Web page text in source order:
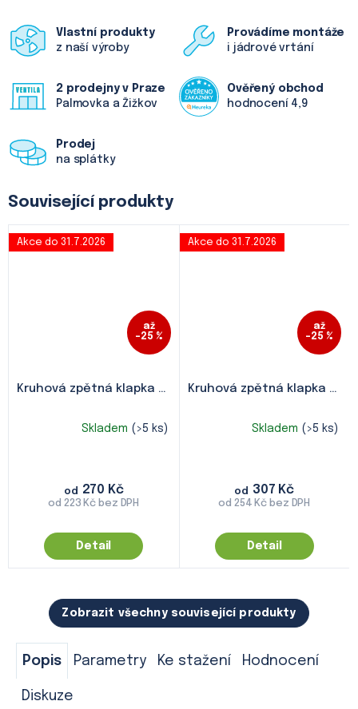
Vlastní produkty
z naší výroby
Provádíme montáže
i jádrové vrtání
2 prodejny v Praze
Palmovka a Žižkov
Ověřený obchod
hodnocení 4,9
Prodej
na splátky
Související produkty
Akce do 31.7.2026
až
–25 %
Kruhová zpětná klapka
KZK / KZK-S
Průměrné
z
hvězdiček.
Skladem (>5 ks)
od 223 Kč bez DPH
od 270 Kč
Detail
Akce do 31.7.2026
až
–25 %
Kruhová zpětná klapka
Průměrné
z
hvězdiček.
Skladem (>5 ks)
od 254 Kč bez DPH
od 307 Kč
Detail
Zobrazit všechny související produkty
Popis Parametry Ke stažení Hodnocení
Diskuze